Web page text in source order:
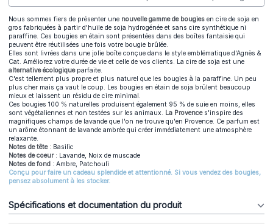
Nous sommes fiers de présenter une nouvelle gamme de bougies en cire de soja en
gros fabriquées à partir d'huile de soja hydrogénée et sans cire synthétique ni
paraffine. Ces bougies en étain sont présentées dans des boîtes fantaisie qui
peuvent être réutilisées une fois votre bougie brûlée.
Elles sont livrées dans une jolie boîte conçue dans le style emblématique d'Agnès &
Cat. Améliorez votre durée de vie et celle de vos clients. La cire de soja est une
alternative écologiqueparfaite.
C'est tellement plus propre et plus naturel que les bougies à la paraffine. Un peu
plus cher mais ça vaut le coup. Les bougies en étain de soja brûlent beaucoup
mieux et laissent un résidu de cire minimal.
Ces bougies 100 % naturelles produisent également 95 % de suie en moins, elles
sont végétaliennes et non testées sur les animaux. La Provences'inspire des
magnifiques champs de lavande que l'on ne trouve qu'en Provence. Ce parfum est
un arôme étonnant de lavande ambrée qui créer immédiatement une atmosphère
relaxante.
Notes de tête: Basilic
Notes de coeur : Lavande, Noix de muscade
Notes de fond : Ambre, Patchouli
Conçu pour faire un cadeau splendide et attentionné. Si vous vendez des bougies,
pensez absolument à les stocker.
Spécifications et documentation du produit